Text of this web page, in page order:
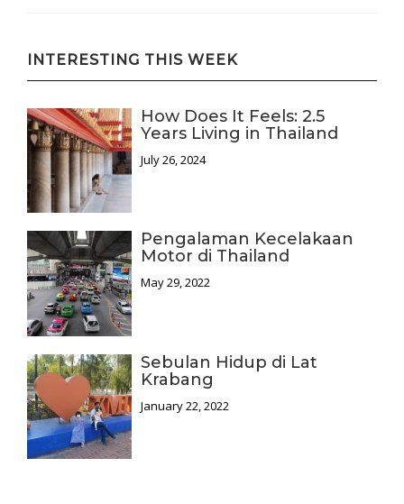
INTERESTING THIS WEEK
How Does It Feels: 2.5
Years Living in Thailand
July 26, 2024
Pengalaman Kecelakaan
Motor di Thailand
May 29, 2022
Sebulan Hidup di Lat
Krabang
January 22, 2022